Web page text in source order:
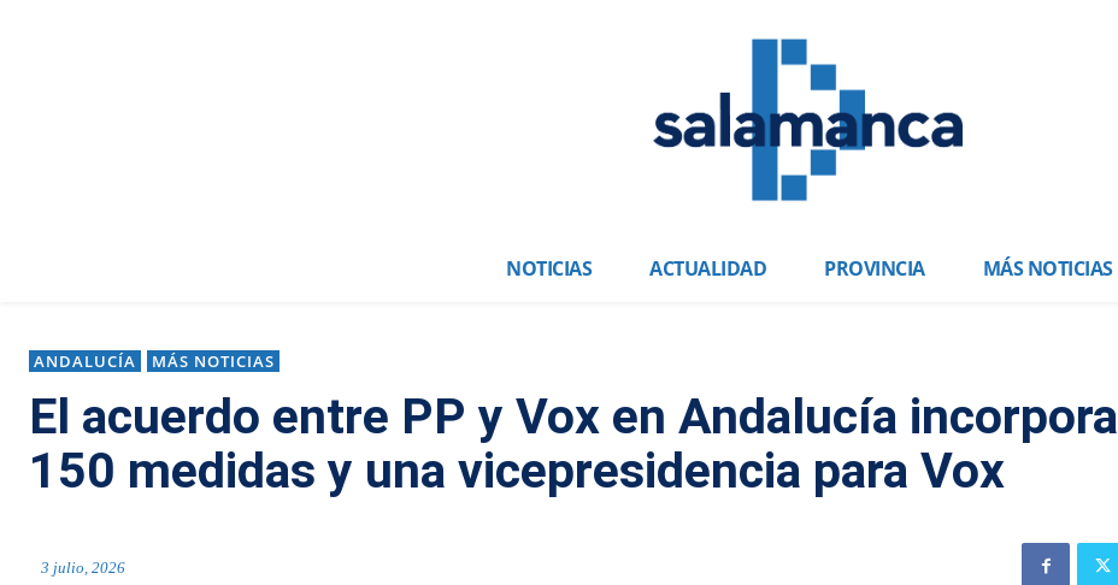
NOTICIAS ACTUALIDAD PROVINCIA MÁS NOTICIAS
ANDALUCÍA MÁS NOTICIAS
El acuerdo entre PP y Vox en Andalucía incorpora
150 medidas y una vicepresidencia para Vox
3 julio, 2026